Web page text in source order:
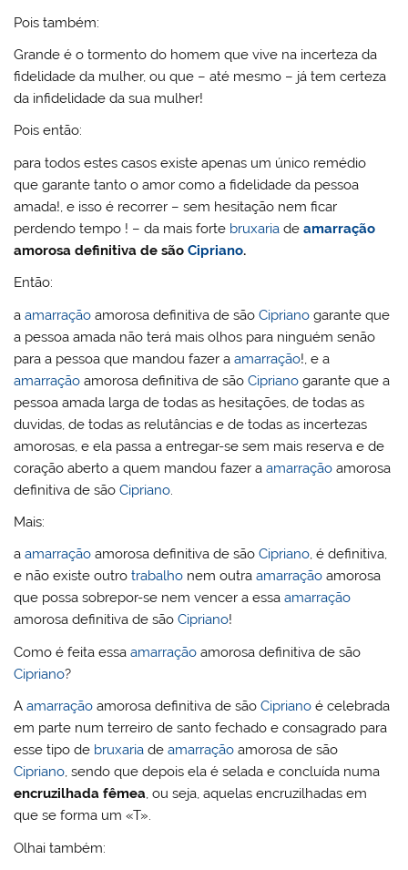
Pois também:
Grande é o tormento do homem que vive na incerteza da
fidelidade da mulher, ou que – até mesmo – já tem certeza
da infidelidade da sua mulher!
Pois então:
para todos estes casos existe apenas um único remédio
que garante tanto o amor como a fidelidade da pessoa
amada!, e isso é recorrer – sem hesitação nem ficar
perdendo tempo ! – da mais forte bruxaria deamarração
amorosa definitiva de sãoCipriano.
Então:
aamarração amorosa definitiva de sãoCipriano garante que
a pessoa amada não terá mais olhos para ninguém senão
para a pessoa que mandou fazer aamarração!, e a
amarração amorosa definitiva de sãoCipriano garante que a
pessoa amada larga de todas as hesitações, de todas as
duvidas, de todas as relutâncias e de todas as incertezas
amorosas, e ela passa a entregar-se sem mais reserva e de
coração aberto a quem mandou fazer aamarração amorosa
definitiva de sãoCipriano
Mais:
aamarração amorosa definitiva de sãoCipriano, é definitiva,
e não existe outrotrabalho nem outraamarração amorosa
que possa sobrepor-se nem vencer a essaamarração
amorosa definitiva de sãoCipriano!
Como é feita essaamarração amorosa definitiva de são
Cipriano?
Aamarração amorosa definitiva de sãoCipriano é celebrada
em parte num terreiro de santo fechado e consagrado para
esse tipo de bruxaria deamarração amorosa de são
Cipriano, sendo que depois ela é selada e concluída numa
encruzilhada fêmea, ou seja, aquelas encruzilhadas em
que se forma um «T».
Olhai também: